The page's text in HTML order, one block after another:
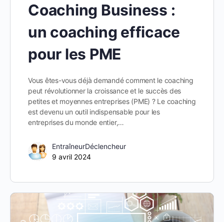
Coaching Business :
un coaching efficace
pour les PME
Vous êtes-vous déjà demandé comment le coaching
peut révolutionner la croissance et le succès des
petites et moyennes entreprises (PME) ? Le coaching
est devenu un outil indispensable pour les
entreprises du monde entier,…
EntraîneurDéclencheur
9 avril 2024